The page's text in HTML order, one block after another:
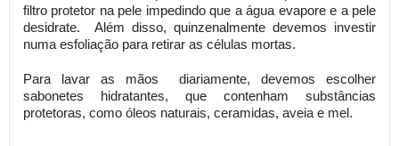
filtro protetor na pele impedindo que a água evapore e a pele
desidrate. Além disso, quinzenalmente devemos investir
numa esfoliação para retirar as células mortas.
Para lavar as mãos diariamente, devemos escolher
sabonetes hidratantes, que contenham substâncias
protetoras, como óleos naturais, ceramidas, aveia e mel.